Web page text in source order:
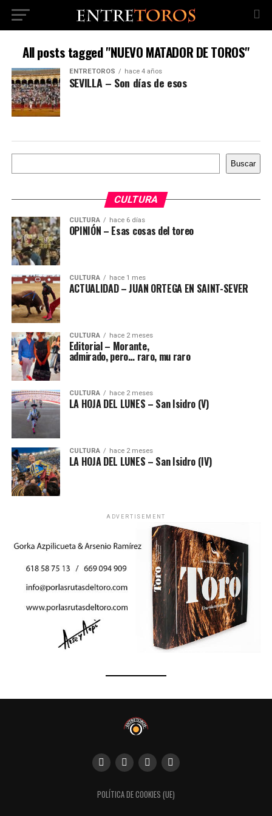
All posts tagged "NUEVO MATADOR DE TOROS"
ENTRETOROS hace 4 años
SEVILLA – Son días de esos
Buscar
Buscar
CULTURA
CULTURA hace 6 días
OPINIÓN – Esas cosas del toreo
CULTURA hace 1 mes
ACTUALIDAD – JUAN ORTEGA EN SAINT-SEVER
CULTURA hace 2 meses
Editorial – Morante,
admirado, pero… raro, mu raro
CULTURA hace 2 meses
LA HOJA DEL LUNES – San Isidro (V)
CULTURA hace 2 meses
LA HOJA DEL LUNES – San Isidro (IV)
ADVERTISEMENT
POLÍTICA DE COOKIES (UE)